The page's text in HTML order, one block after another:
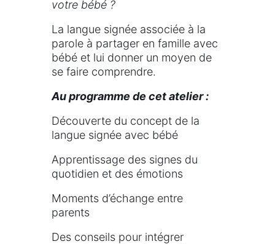
votre bébé ?
La langue signée associée à la
parole à partager en famille avec
bébé et lui donner un moyen de
se faire comprendre.
Au programme de cet atelier :
Découverte du concept de la
langue signée avec bébé
Apprentissage des signes du
quotidien et des émotions
Moments d’échange entre
parents
Des conseils pour intégrer